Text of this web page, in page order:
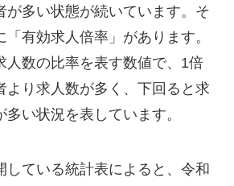
が多い状態が続いています。そ
有効求人倍率」があります。
人数の比率を表す数値で、1倍
より求人数が多く、下回ると求
多い状況を表しています。
している統計表によると、令和